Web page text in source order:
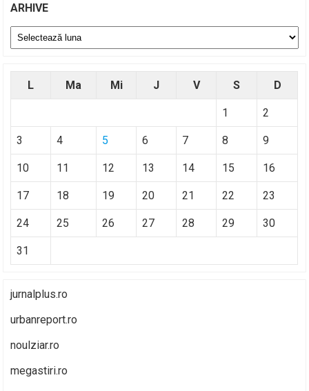
ARHIVE
Arhive
L Ma Mi J V S D
1 2
3 4 5 6 7 8 9
10 11 12 13 14 15 16
17 18 19 20 21 22 23
24 25 26 27 28 29 30
31
jurnalplus.ro
urbanreport.ro
noulziar.ro
megastiri.ro